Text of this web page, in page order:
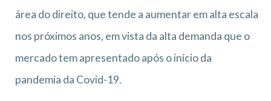
área do direito, que tende a aumentar em alta escala
nos próximos anos, em vista da alta demanda que o
mercado tem apresentado após o início da
pandemia da Covid-19.